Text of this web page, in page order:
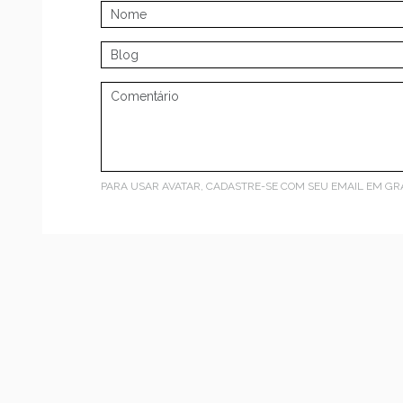
PARA USAR AVATAR, CADASTRE-SE COM SEU EMAIL EM